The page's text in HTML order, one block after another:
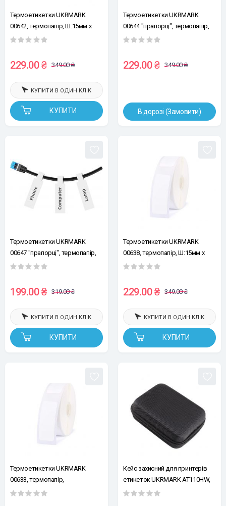
Термоетикетки UKRMARK
00642, термопапір, Ш:15мм х
В:30мм, рул.230ет, жовті
229.00 ₴ 349.00 ₴
КУПИТИ
КУПИТИ В ОДИН КЛІК
Термоетикетки UKRMARK
00644 "прапорці", термопапір,
Ш:14мм х В:74мм, рул.60ет,
229.00 ₴ 349.00 ₴
В дорозі (Замовити)
Термоетикетки UKRMARK
00647 "прапорці", термопапір,
Ш:14мм х В:74мм, рул.60 ет, білі
199.00 ₴ 319.00 ₴
КУПИТИ
КУПИТИ В ОДИН КЛІК
Термоетикетки UKRMARK
00638, термопапір, Ш:15мм х
В:50мм, рул.150ет, білі
229.00 ₴ 349.00 ₴
КУПИТИ
КУПИТИ В ОДИН КЛІК
Термоетикетки UKRMARK
00633, термопапір,
етикетка:15мм х 30мм,
Кейс захисний для принтерів
етикеток UKRMARK AT110HW,
D101. Розмір: 160х120х60мм,